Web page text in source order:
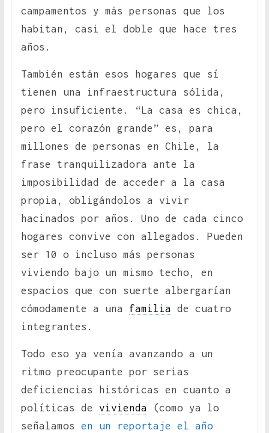
campamentos y más personas que los
habitan, casi el doble que hace tres
años.
También están esos hogares que sí
tienen una infraestructura sólida,
pero insuficiente. “La casa es chica,
pero el corazón grande” es, para
millones de personas en Chile, la
frase tranquilizadora ante la
imposibilidad de acceder a la casa
propia, obligándolos a vivir
hacinados por años. Uno de cada cinco
hogares convive con allegados. Pueden
ser 10 o incluso más personas
viviendo bajo un mismo techo, en
espacios que con suerte albergarían
cómodamente a una familia de cuatro
integrantes.
Todo eso ya venía avanzando a un
ritmo preocupante por serias
deficiencias históricas en cuanto a
políticas de vivienda (como ya lo
señalamos en un reportaje el año